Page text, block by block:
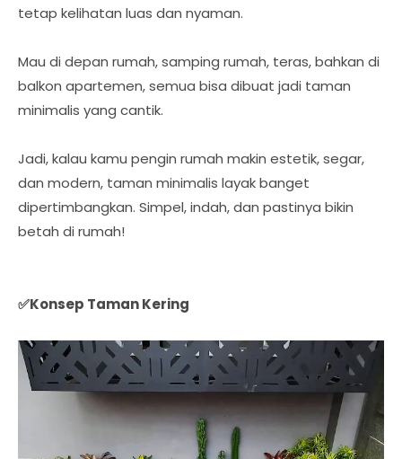
tetap kelihatan luas dan nyaman.
Mau di depan rumah, samping rumah, teras, bahkan di
balkon apartemen, semua bisa dibuat jadi taman
minimalis yang cantik.
Jadi, kalau kamu pengin rumah makin estetik, segar,
dan modern, taman minimalis layak banget
dipertimbangkan. Simpel, indah, dan pastinya bikin
betah di rumah!
✅Konsep Taman Kering